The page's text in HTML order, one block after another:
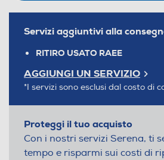
Servizi aggiuntivi alla
RITIRO USATO RAEE
AGGIUNGI UN SERVIZIO
*I servizi sono esclusi dal costo di
Proteggi il tuo acquisto
Con i nostri servizi Serena, ti
tempo e risparmi sui costi di